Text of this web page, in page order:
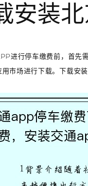
安装
进行停车缴费前，首先
市场进行下载。下载安